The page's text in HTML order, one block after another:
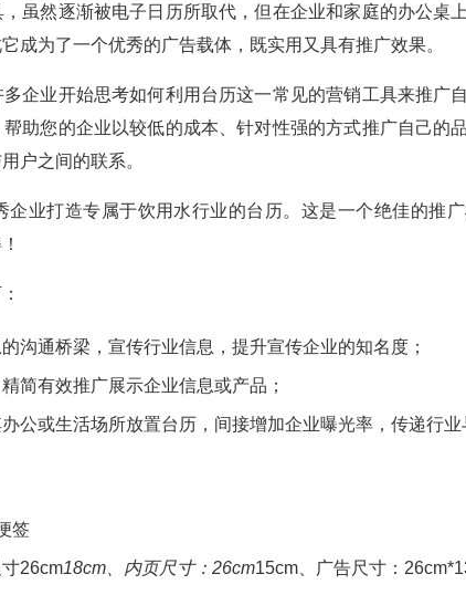
虽然逐渐被电子日历所取代，但在企业和家庭的办公桌
成为了一个优秀的广告载体，既实用又具有推广效果。
企业开始思考如何利用台历这一常见的营销工具来推广
助您的企业以较低的成本、针对性强的方式推广自己的
户之间的联系。
企业打造专属于饮用水行业的台历。这是一个绝佳的推
沟通桥梁，宣传行业信息，提升宣传企业的知名度；
简有效推广展示企业信息或产品；
公或生活场所放置台历，间接增加企业曝光率，传递行业
签
26cm18cm、内页尺寸：26cm15cm、广告尺寸：